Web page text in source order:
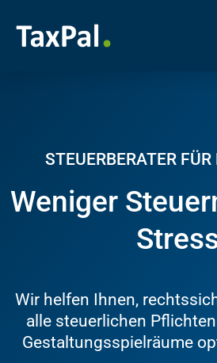
STEUERBERATER
Weniger
Wir helfen Ihnen,
alle steuerlichen
Gestaltungsspielräume